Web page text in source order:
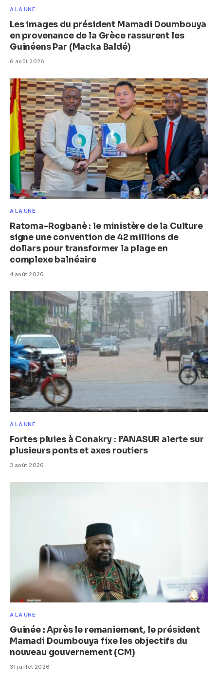
A LA UNE
Les images du président Mamadi Doumbouya
en provenance de la Grèce rassurent les
Guinéens Par (Macka Baldé)
6 août 2026
A LA UNE
Ratoma-Rogbanè : le ministère de la Culture
signe une convention de 42 millions de
dollars pour transformer la plage en
complexe balnéaire
4 août 2026
A LA UNE
Fortes pluies à Conakry : l’ANASUR alerte sur
plusieurs ponts et axes routiers
3 août 2026
A LA UNE
Guinée : Après le remaniement, le président
Mamadi Doumbouya fixe les objectifs du
nouveau gouvernement (CM)
31 juillet 2026